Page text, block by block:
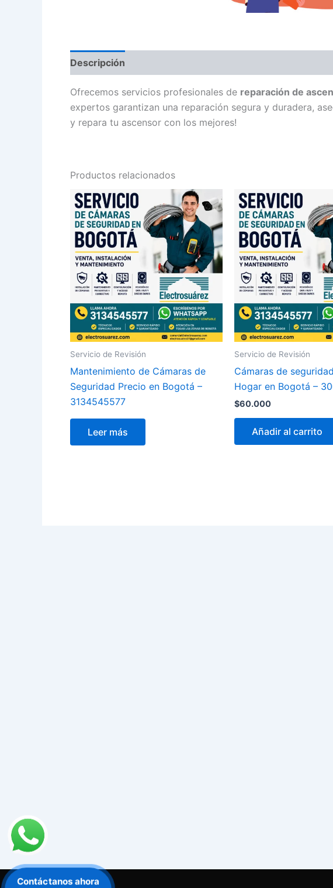
Descripción
Ofrecemos servicios profesionales de reparación de
expertos garantizan una reparación segura y duradera,
y repara tu ascensor con los mejores!
Productos relacionados
Servicio de Revisión
Mantenimiento de Cámaras de
Seguridad Precio en Bogotá –
3134545577
Leer más
Servicio de Revisión
Cámaras de
Hogar en Bogotá –
$60.000
Añadir al carrito
Contáctanos ahora